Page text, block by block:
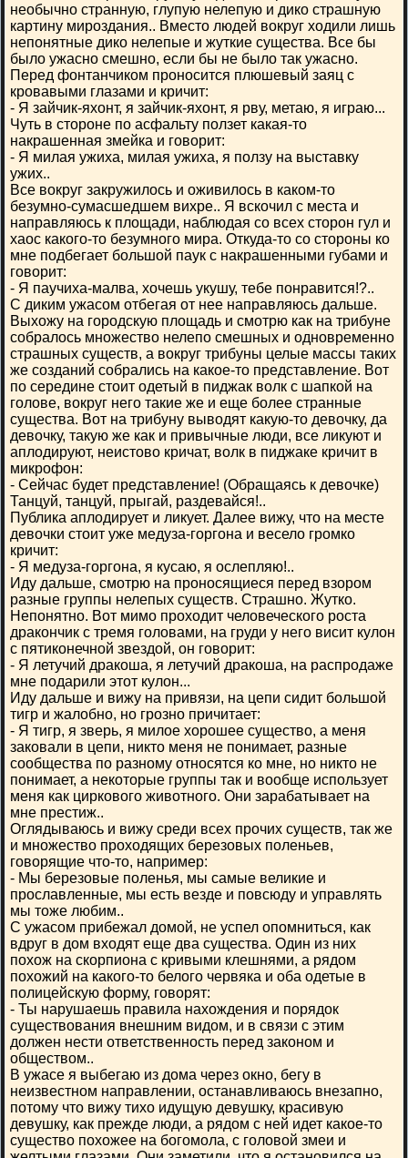
необычно странную, глупую нелепую и дико страшную
картину мироздания.. Вместо людей вокруг ходили лишь
непонятные дико нелепые и жуткие существа. Все бы
было ужасно смешно, если бы не было так ужасно.
Перед фонтанчиком проносится плюшевый заяц с
кровавыми глазами и кричит:
- Я зайчик-яхонт, я зайчик-яхонт, я рву, метаю, я играю...
Чуть в стороне по асфальту ползет какая-то
накрашенная змейка и говорит:
- Я милая ужиха, милая ужиха, я ползу на выставку
ужих..
Все вокруг закружилось и оживилось в каком-то
безумно-сумасшедшем вихре.. Я вскочил с места и
направляюсь к площади, наблюдая со всех сторон гул и
хаос какого-то безумного мира. Откуда-то со стороны ко
мне подбегает большой паук с накрашенными губами и
говорит:
- Я паучиха-малва, хочешь укушу, тебе понравится!?..
С диким ужасом отбегая от нее направляюсь дальше.
Выхожу на городскую площадь и смотрю как на трибуне
собралось множество нелепо смешных и одновременно
страшных существ, а вокруг трибуны целые массы таких
же созданий собрались на какое-то представление. Вот
по середине стоит одетый в пиджак волк с шапкой на
голове, вокруг него такие же и еще более странные
существа. Вот на трибуну выводят какую-то девочку, да
девочку, такую же как и привычные люди, все ликуют и
аплодируют, неистово кричат, волк в пиджаке кричит в
микрофон:
- Сейчас будет представление! (Обращаясь к девочке)
Танцуй, танцуй, прыгай, раздевайся!..
Публика аплодирует и ликует. Далее вижу, что на месте
девочки стоит уже медуза-горгона и весело громко
кричит:
- Я медуза-горгона, я кусаю, я ослепляю!..
Иду дальше, смотрю на проносящиеся перед взором
разные группы нелепых существ. Страшно. Жутко.
Непонятно. Вот мимо проходит человеческого роста
дракончик с тремя головами, на груди у него висит кулон
с пятиконечной звездой, он говорит:
- Я летучий дракоша, я летучий дракоша, на распродаже
мне подарили этот кулон...
Иду дальше и вижу на привязи, на цепи сидит большой
тигр и жалобно, но грозно причитает:
- Я тигр, я зверь, я милое хорошее существо, а меня
заковали в цепи, никто меня не понимает, разные
сообщества по разному относятся ко мне, но никто не
понимает, а некоторые группы так и вообще использует
меня как циркового животного. Они зарабатывает на
мне престиж..
Оглядываюсь и вижу среди всех прочих существ, так же
и множество проходящих березовых поленьев,
говорящие что-то, например:
- Мы березовые поленья, мы самые великие и
прославленные, мы есть везде и повсюду и управлять
мы тоже любим..
С ужасом прибежал домой, не успел опомниться, как
вдруг в дом входят еще два существа. Один из них
похож на скорпиона с кривыми клешнями, а рядом
похожий на какого-то белого червяка и оба одетые в
полицейскую форму, говорят:
- Ты нарушаешь правила нахождения и порядок
существования внешним видом, и в связи с этим
должен нести ответственность перед законом и
обществом..
В ужасе я выбегаю из дома через окно, бегу в
неизвестном направлении, останавливаюсь внезапно,
потому что вижу тихо идущую девушку, красивую
девушку, как прежде люди, а рядом с ней идет какое-то
существо похожее на богомола, с головой змеи и